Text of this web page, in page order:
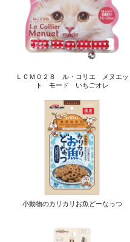
ＬＣＭ０２８ ル・コリエ メヌエッ
ト モード いちごオレ
小動物のカリカリお魚どーなっつ